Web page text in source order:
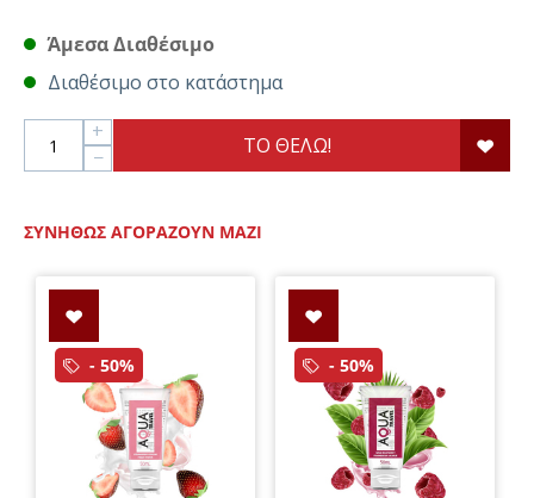
Άμεσα Διαθέσιμο
Διαθέσιμο στο κατάστημα
+
−
ΤΟ ΘΕΛΩ!
ΣΥΝΉΘΩΣ ΑΓΟΡΆΖΟΥΝ ΜΑΖΊ
- 50% - 50%